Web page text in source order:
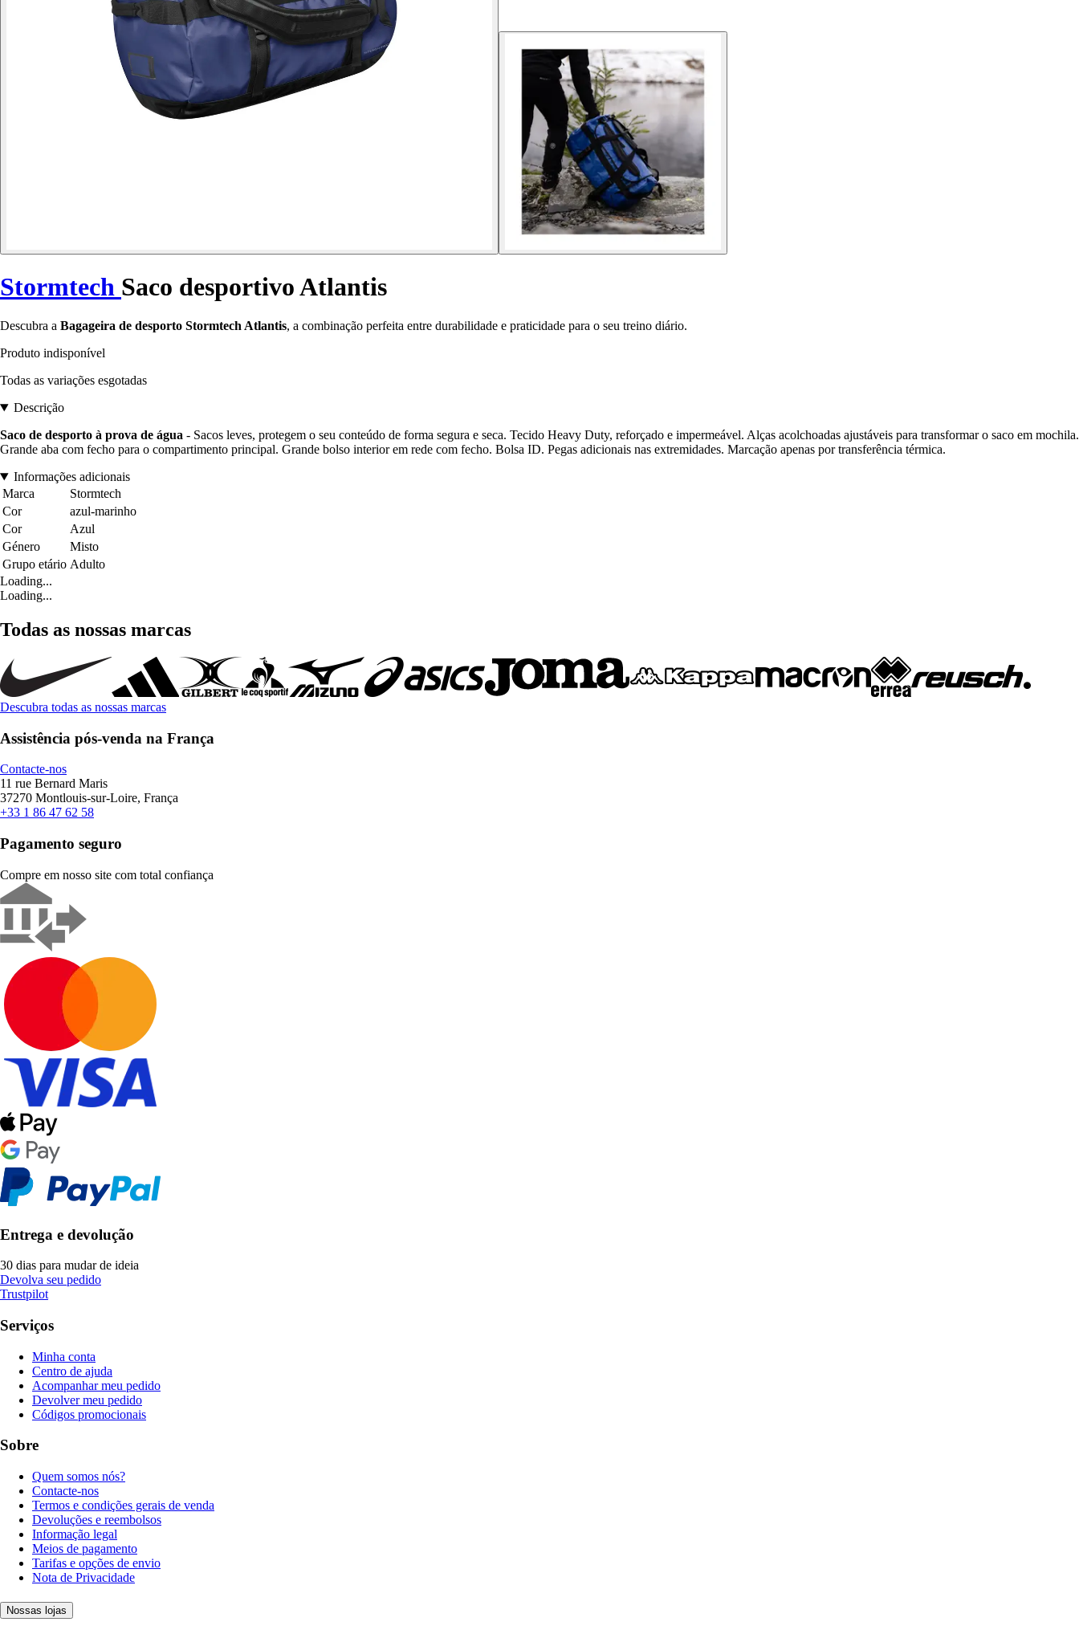
Stormtech Saco desportivo Atlantis
Descubra a Bagageira de desporto Stormtech Atlantis, a combinação perfeita entre durabilidade e praticidade para o seu treino diário.
Produto indisponível
Todas as variações esgotadas
Descrição
Saco de desporto à prova de água - Sacos leves, protegem o seu conteúdo de forma segura e seca. Tecido Heavy Duty, reforçado e impermeável. Alças acolchoadas ajustáveis para transformar o saco em mochila.
Grande aba com fecho para o compartimento principal. Grande bolso interior em rede com fecho. Bolsa ID. Pegas adicionais nas extremidades. Marcação apenas por transferência térmica.
Informações adicionais
Marca
Stormtech
Cor
azul-marinho
Cor
Azul
Género
Misto
Grupo etário Adulto
Loading...
Loading...
Todas as nossas marcas
Descubra todas as nossas marcas
Assistência pós-venda na França
Contacte-nos
11 rue Bernard Maris
37270 Montlouis-sur-Loire, França
+33 1 86 47 62 58
Pagamento seguro
Compre em nosso site com total confiança
Entrega e devolução
30 dias para mudar de ideia
Devolva seu pedido
Trustpilot
Serviços
Minha conta
Centro de ajuda
Acompanhar meu pedido
Devolver meu pedido
Códigos promocionais
Sobre
Quem somos nós?
Contacte-nos
Termos e condições gerais de venda
Devoluções e reembolsos
Informação legal
Meios de pagamento
Tarifas e opções de envio
Nota de Privacidade
Nossas lojas